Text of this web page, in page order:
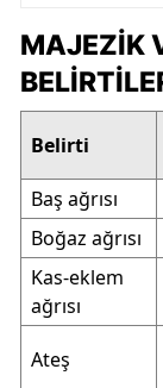
MAJEZIK
Belirti
Baş ağrısı
Boğaz ağrısı
Kas-eklem
ağrısı
Ateş